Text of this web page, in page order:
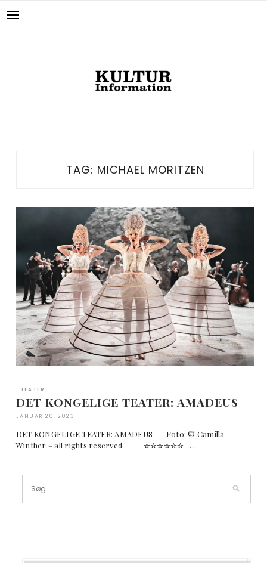
TAG: MICHAEL MORITZEN
TEATER
DET KONGELIGE TEATER: AMADEUS
JANUAR 20, 2023
DET KONGELIGE TEATER: AMADEUS Foto: © Camilla
Winther – all rights reserved ✮✮✮✮✮✮ …